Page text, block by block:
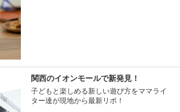
関西のイオンモールで新発見！
子どもと楽しめる新しい遊び方をママライ
ター達が現地から最新リポ！